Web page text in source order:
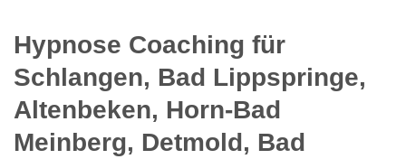
Hypnose Coaching für
Schlangen, Bad Lippspringe,
Altenbeken, Horn-Bad
Meinberg, Detmold, Bad